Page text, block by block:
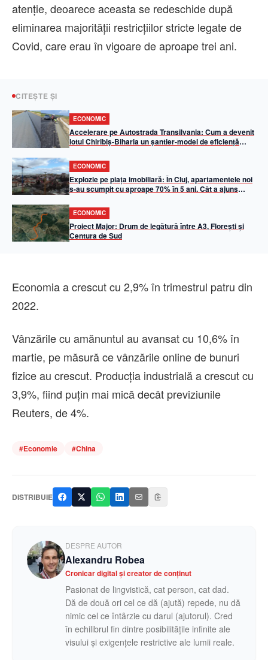
atenţie, deoarece aceasta se redeschide după
eliminarea majorităţii restricţiilor stricte legate de
Covid, care erau în vigoare de aproape trei ani.
CITEȘTE ȘI
ECONOMIC
Accelerare pe Autostrada Transilvania: Cum a devenit
lotul Chiribiș-Biharia un șantier-model de eficiență
ECONOMIC
Explozie pe piața imobiliară: În Cluj, apartamentele noi
s-au scumpit cu aproape 70% în 5 ani. Cât a ajuns
ECONOMIC
Proiect Major: Drum de legătură între A3, Florești și
Centura de Sud
Economia a crescut cu 2,9% în trimestrul patru din
2022.
Vânzările cu amănuntul au avansat cu 10,6% în
martie, pe măsură ce vânzările online de bunuri
fizice au crescut. Producţia industrială a crescut cu
3,9%, fiind puţin mai mică decât previziunile
Reuters, de 4%.
#Economie #China
DISTRIBUIE
DESPRE AUTOR
Alexandru Robea
Cronicar digital și creator de conținut
Pasionat de lingvistică, cat person, cat dad.
Dă de două ori cel ce dă (ajută) repede, nu dă
nimic cel ce întârzie cu darul (ajutorul). Cred
în echilibrul fin dintre posibilitățile infinite ale
visului și exigențele restrictive ale lumii reale.